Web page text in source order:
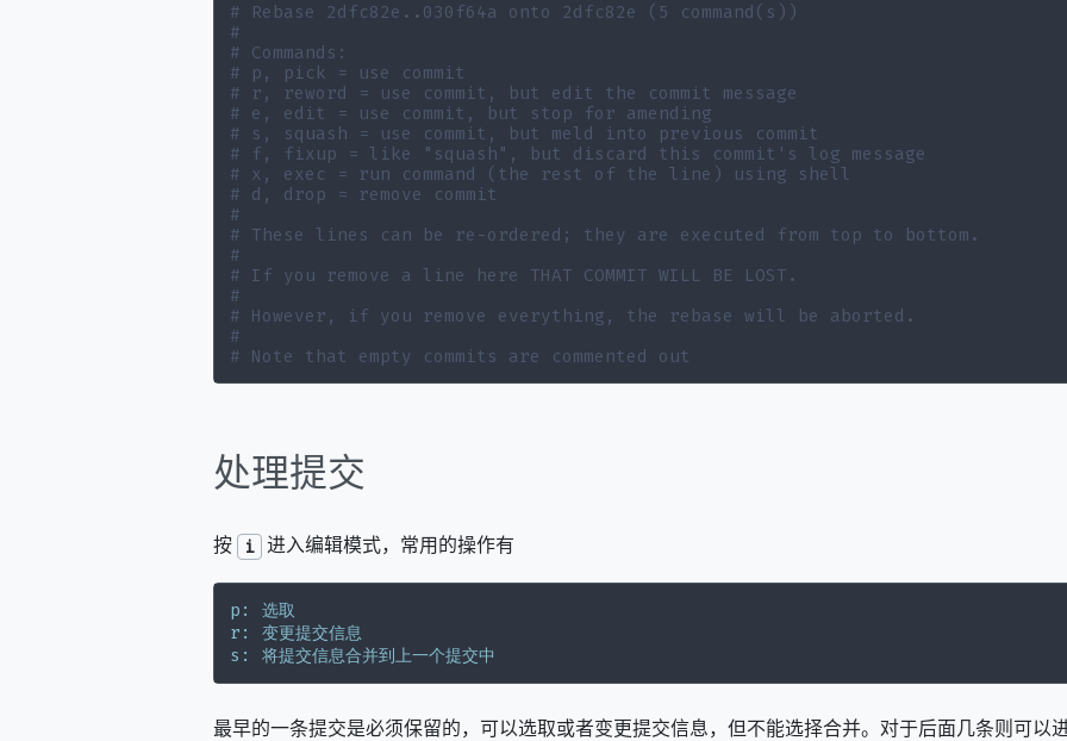
# Rebase 2dfc82e..030f64a onto 2dfc82e (5 command(s))
#
# Commands:
# p, pick = use commit
# r, reword = use commit, but edit the commit message
# e, edit = use commit, but stop for amending
# s, squash = use commit, but meld into previous commit
# f, fixup = like "squash", but discard this commit's log message
# x, exec = run command (the rest of the line) using shell
# d, drop = remove commit
#
# These lines can be re-ordered; they are executed from top to bottom.
#
# If you remove a line here THAT COMMIT WILL BE LOST.
#
# However, if you remove everything, the rebase will be aborted.
#
# Note that empty commits are commented out
处理提交
按 i 进入编辑模式，常用的操作有
p: 选取
r: 变更提交信息
s: 将提交信息合并到上一个提交中
最早的一条提交是必须保留的，可以选取或者变更提交信息，但不能选择合并。对于后面几条则可以进